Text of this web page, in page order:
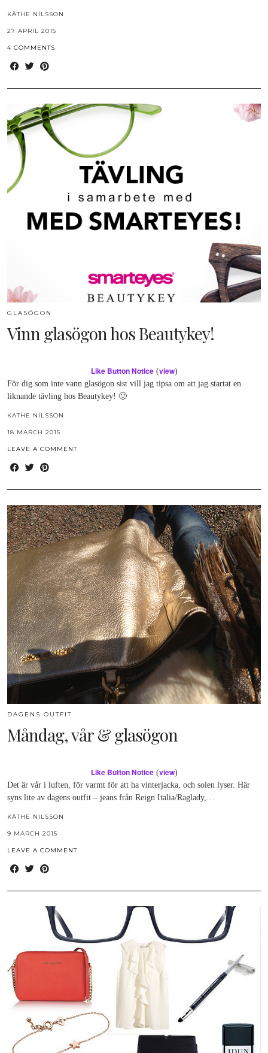
KÄTHE NILSSON
27 APRIL 2015
4 COMMENTS
GLASÖGON
Vinn glasögon hos Beautykey!
Like Button Notice(view)
För dig som inte vann glasögon sist vill jag tipsa om att jag startat en
liknande tävling hos Beautykey! 🙂
KÄTHE NILSSON
18 MARCH 2015
LEAVE A COMMENT
DAGENS OUTFIT
Måndag, vår & glasögon
Like Button Notice(view)
Det är vår i luften, för varmt för att ha vinterjacka, och solen lyser. Här
syns lite av dagens outfit – jeans från Reign Italia/Raglady,…
KÄTHE NILSSON
9 MARCH 2015
LEAVE A COMMENT